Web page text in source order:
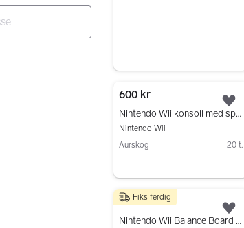
600 kr
Nintendo Wii konsoll med spillpakke selges
Nintendo Wii
Aurskog
20 t.
350 kr
Nintendo Wii Balance Board brett
Fiks ferdig